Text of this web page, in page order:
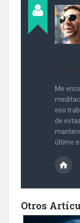
Me
eso
de
último
Otros